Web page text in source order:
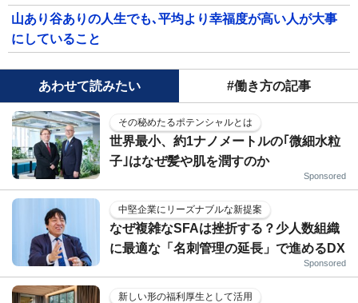
山あり谷ありの人生でも､平均より幸福度が高い人が大事
にしていること
あわせて読みたい #働き方の記事
その秘めたるポテンシャルとは
世界最小、約1ナノメートルの｢微細水粒
子｣はなぜ髪や肌を潤すのか
Sponsored
中堅企業にリーズナブルな新提案
なぜ複雑なSFAは挫折する？少人数組織
に最適な「名刺管理の延長」で進めるDX
Sponsored
新しい形の福利厚生として活用